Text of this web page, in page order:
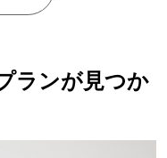
ランが見つか